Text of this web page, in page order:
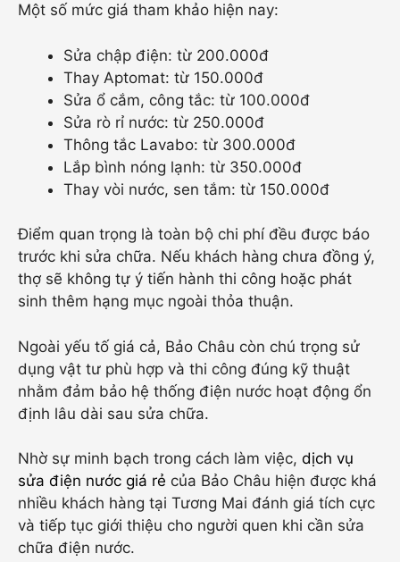
Một số mức giá tham khảo hiện nay:
Sửa chập điện: từ 200.000đ
Thay Aptomat: từ 150.000đ
Sửa ổ cắm, công tắc: từ 100.000đ
Sửa rò rỉ nước: từ 250.000đ
Thông tắc Lavabo: từ 300.000đ
Lắp bình nóng lạnh: từ 350.000đ
Thay vòi nước, sen tắm: từ 150.000đ
Điểm quan trọng là toàn bộ chi phí đều được báo
trước khi sửa chữa. Nếu khách hàng chưa đồng ý,
thợ sẽ không tự ý tiến hành thi công hoặc phát
sinh thêm hạng mục ngoài thỏa thuận.
Ngoài yếu tố giá cả, Bảo Châu còn chú trọng sử
dụng vật tư phù hợp và thi công đúng kỹ thuật
nhằm đảm bảo hệ thống điện nước hoạt động ổn
định lâu dài sau sửa chữa.
Nhờ sự minh bạch trong cách làm việc, dịch vụ
sửa điện nước giá rẻ của Bảo Châu hiện được khá
nhiều khách hàng tại Tương Mai đánh giá tích cực
và tiếp tục giới thiệu cho người quen khi cần sửa
chữa điện nước.